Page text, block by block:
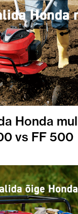
Honda
vs FF 500